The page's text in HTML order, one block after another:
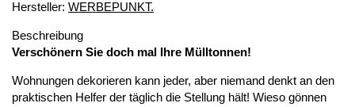
Hersteller: WERBEPUNKT.
Beschreibung
Verschönern Sie doch mal Ihre Mülltonnen!
Wohnungen dekorieren kann jeder, aber niemand denkt an den
praktischen Helfer der täglich die Stellung hält! Wieso gönnen